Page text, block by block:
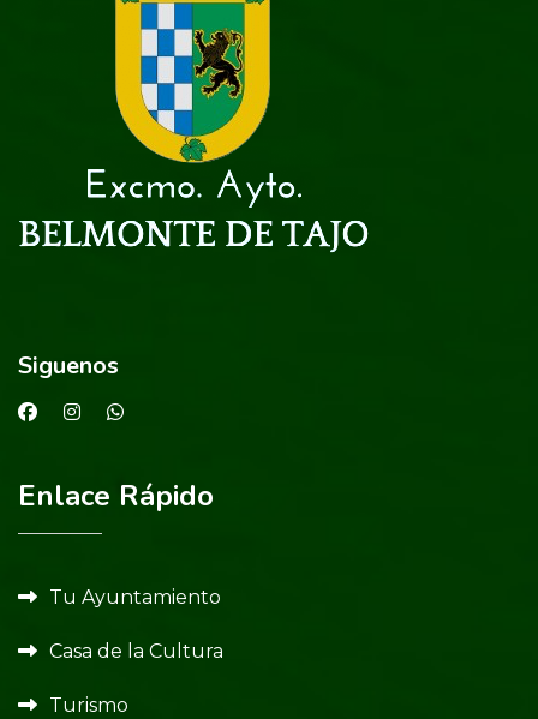
Siguenos
Enlace Rápido
Tu Ayuntamiento
Casa de la Cultura
Turismo